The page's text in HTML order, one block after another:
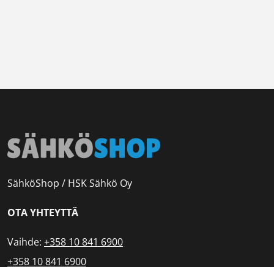
SähköShop / HSK Sähkö Oy
OTA YHTEYTTÄ
Vaihde: +358 10 841 6900
+358 10 841 6900